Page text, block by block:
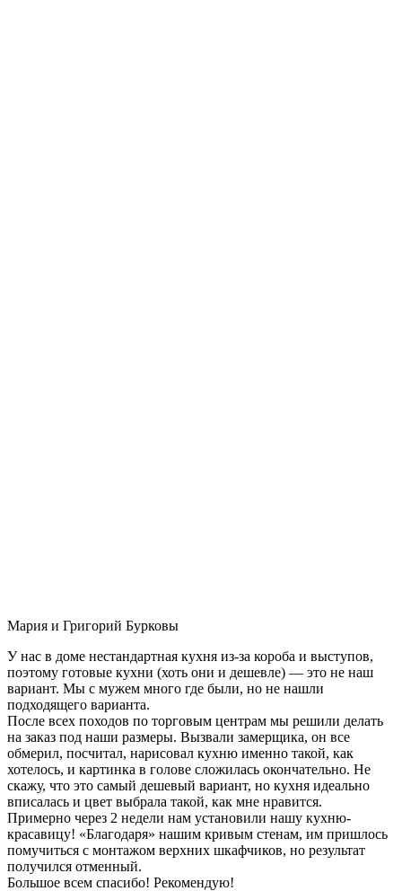
Мария и Григорий Бурковы
У нас в доме нестандартная кухня из-за короба и выступов,
поэтому готовые кухни (хоть они и дешевле) — это не наш
вариант. Мы с мужем много где были, но не нашли
подходящего варианта.
После всех походов по торговым центрам мы решили делать
на заказ под наши размеры. Вызвали замерщика, он все
обмерил, посчитал, нарисовал кухню именно такой, как
хотелось, и картинка в голове сложилась окончательно. Не
скажу, что это самый дешевый вариант, но кухня идеально
вписалась и цвет выбрала такой, как мне нравится.
Примерно через 2 недели нам установили нашу кухню-
красавицу! «Благодаря» нашим кривым стенам, им пришлось
помучиться с монтажом верхних шкафчиков, но результат
получился отменный.
Большое всем спасибо! Рекомендую!